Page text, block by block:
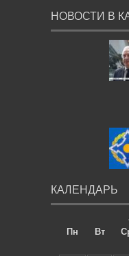
НОВОСТИ В
КАЛЕНДАРЬ
Пн
Вт